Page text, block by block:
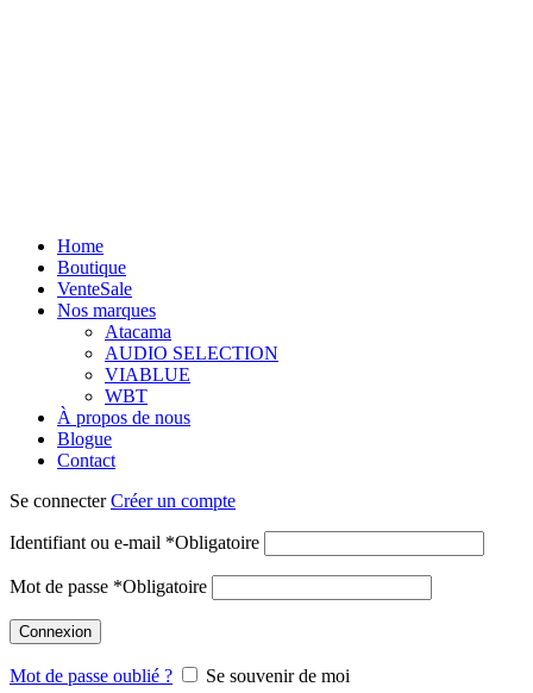
Home
Boutique
VenteSale
Nos marques
Atacama
AUDIO SELECTION
VIABLUE
WBT
À propos de nous
Blogue
Contact
Se connecterCréer un compte
Identifiant ou e-mail *Obligatoire
Mot de passe *Obligatoire
Connexion
Mot de passe oublié ? Se souvenir de moi